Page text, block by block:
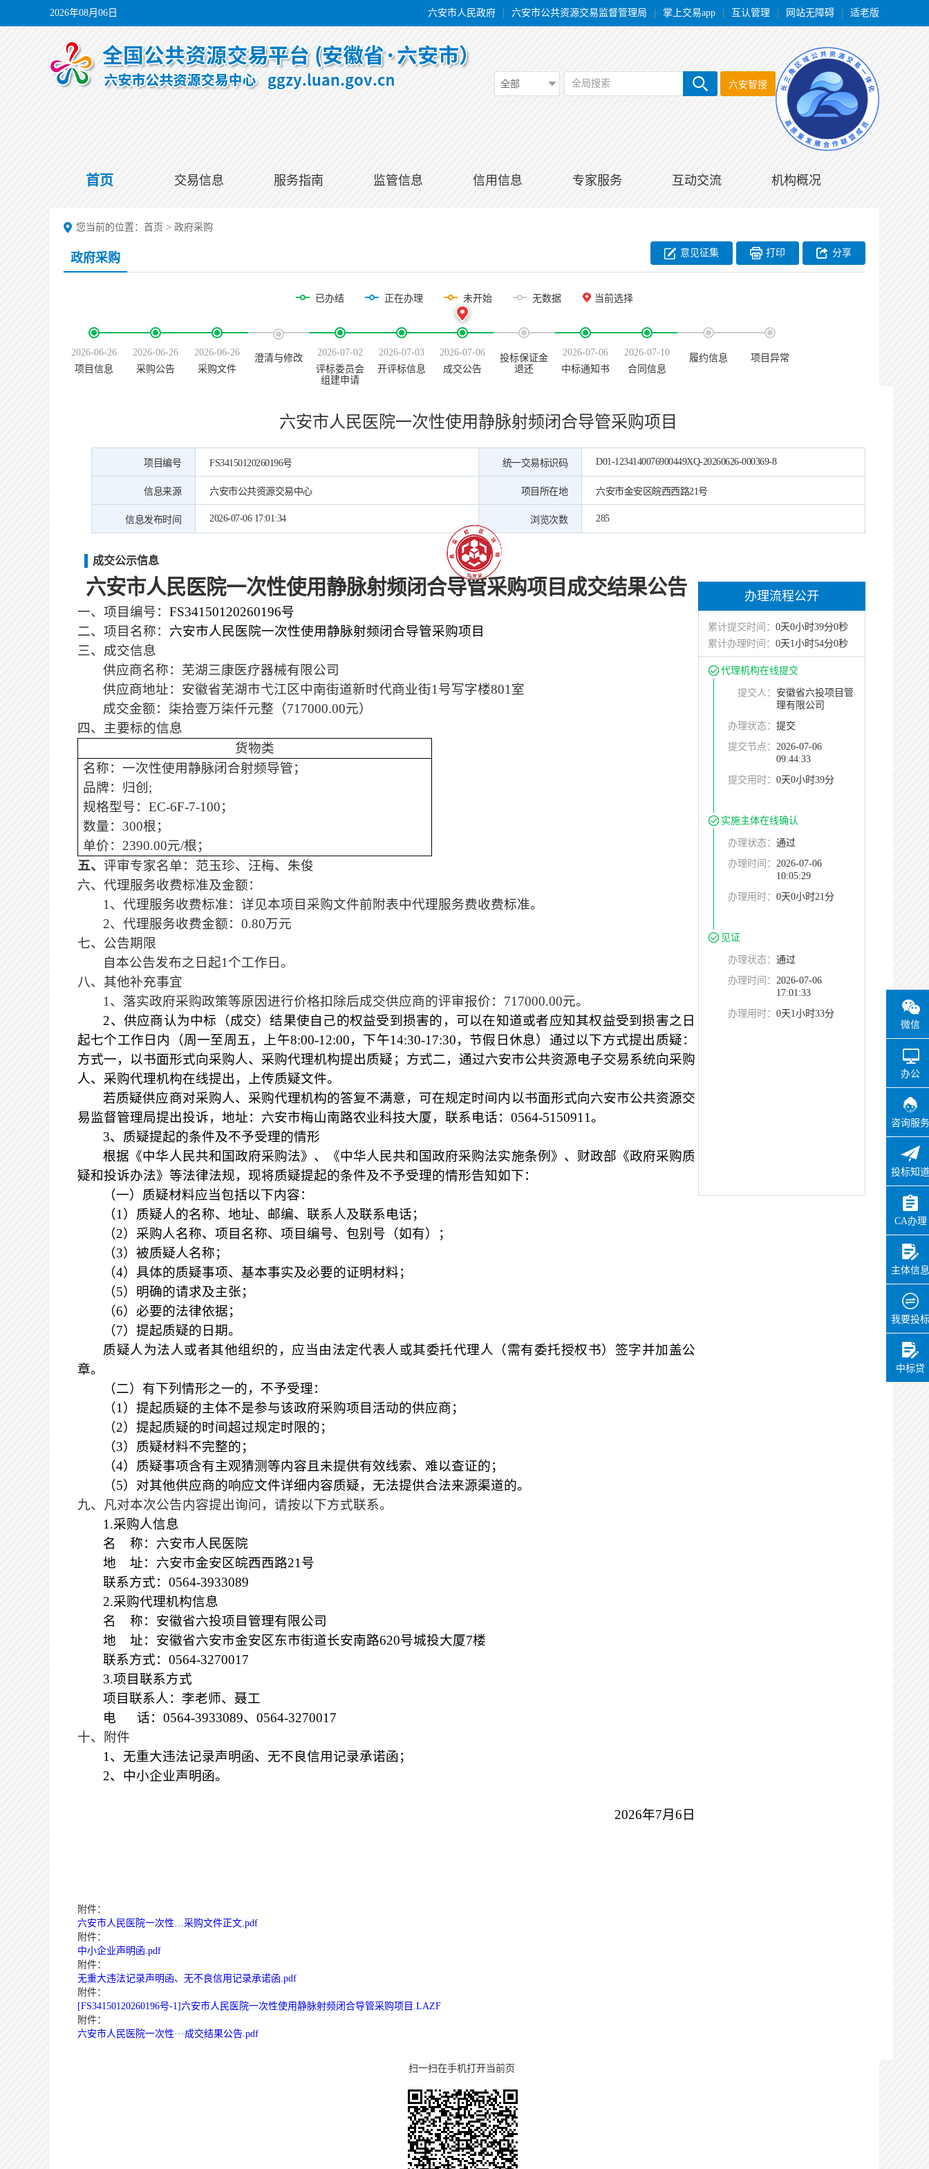
2026年08月06日 六安市人民政府 六安市公共资源交易监督管理局 掌上交易app 互认管理 网站无障碍 适老版
全部 全局搜索 六安智搜
首页 交易信息 服务指南 监管信息 信用信息 专家服务 互动交流 机构概况
微信
办公
咨询服务
投标知道
CA办理
主体信息
我要投标
中标贷
您当前的位置： 首页 > 政府采购
政府采购 意见征集 分享
打印
已办结 正在办理 未开始 无数据 当前选择
2026-06-26
项目信息
2026-06-26
采购公告
2026-06-26
采购文件
澄清与修改
2026-07-02
评标委员会
组建申请
2026-07-03
开评标信息
2026-07-06
成交公告
投标保证金
退还
2026-07-06
中标通知书
2026-07-10
合同信息
履约信息 项目异常
六安市人民医院一次性使用静脉射频闭合导管采购项目
项目编号 FS34150120260196号 统一交易标识码 D01-1234140076900449XQ-20260626-000369-8
信息来源 六安市公共资源交易中心 项目所在地 六安市金安区皖西西路21号
信息发布时间 2026-07-06 17:01:34 浏览次数 285
成交公示信息
六安市人民医院一次性使用静脉射频闭合导管采购项目 成交结果公告
一、项目编号： FS34150120260196号
二、项目名称： 六安市人民医院一次性使用静脉射频闭合导管采购项目
三、成交信息
供应商名称：芜湖三康医疗器械有限公司
供应商地址：安徽省芜湖市弋江区中南街道新时代商业街1号写字楼801室
成交金额： 柒拾壹万柒仟元整 （717000.00元）
四、主要标的信息
货物类
名称：一次性使用静脉闭合射频导管；
品牌： 归创 ;
规格型号：EC-6F-7-100；
数量： 300根；
单价： 2390.00元/根；
五、 评审专家名单： 范玉珍、汪梅、朱俊
六、代理服务收费标准及金额：
1、代理服务收费标准：详见本项目采购文件前附表中代理服务费收费标准。
2、代理服务收费金额：0.80万元
七、公告期限
自本公告发布之日起1个工作日。
八、其他补充事宜
1、落实政府采购政策等原因进行价格扣除后成交供应商的评审报价： 717000.00元。
2、供应商认为中标（成交）结果使自己的权益受到损害的，可以在知道或者应知其权益受到损害之日
起七个工作日内（周一至周五，上午8:00-12:00，下午14:30-17:30，节假日休息）通过以下方式提出质疑：
方式一，以书面形式向采购人、采购代理机构提出质疑；方式二，通过六安市公共资源电子交易系统向采购
人、采购代理机构在线提出，上传质疑文件。
若质疑供应商对采购人、采购代理机构的答复不满意，可在规定时间内以书面形式向六安市公共资源交
易监督管理局提出投诉，地址：六安市梅山南路农业科技大厦，联系电话： 0564-5150911。
3、质疑提起的条件及不予受理的情形
根据《中华人民共和国政府采购法》、《中华人民共和国政府采购法实施条例》、财政部《政府采购质
疑和投诉办法》等法律法规，现将质疑提起的条件及不予受理的情形告知如下：
（一）质疑材料应当包括以下内容：
（1）质疑人的名称、地址、邮编、联系人及联系电话；
（2）采购人名称、项目名称、项目编号、包别号（如有）；
（3）被质疑人名称；
（4）具体的质疑事项、基本事实及必要的证明材料；
（5）明确的请求及主张；
（6）必要的法律依据；
（7）提起质疑的日期。
质疑人为法人或者其他组织的，应当由法定代表人或其委托代理人（需有委托授权书）签字并加盖公
章。
（二）有下列情形之一的，不予受理：
（1）提起质疑的主体不是参与该政府采购项目活动的供应商；
（2）提起质疑的时间超过规定时限的；
（3）质疑材料不完整的；
（4）质疑事项含有主观猜测等内容且未提供有效线索、难以查证的；
（5）对其他供应商的响应文件详细内容质疑，无法提供合法来源渠道的。
九、凡对本次公告内容提出询问，请按以下方式联系。
1.采购人信息
名
称：六安市人民医院
地
址：六安市金安区皖西西路21号
联系方式：0564-3933089
2.采购代理机构信息
名
称： 安徽省六投项目管理有限公司
地
址： 安徽省六安市金安区东市街道长安南路620号城投大厦7楼
联系方式：0564-3270017
3.项目联系方式
项目联系人：李老师、聂工
电
话：0564-3933089、0564-3270017
十、附件
1、无重大违法记录声明函、无不良信用记录承诺函 ；
2、中小企业声明函。
2026年7月 6 日
办理流程公开
累计提交时间： 0天0小时39分0秒
累计办理时间： 0天1小时54分0秒
代理机构在线提交
提交人： 安徽省六投项目管
理有限公司
办理状态： 提交
提交节点： 2026-07-06
09:44:33
提交用时： 0天0小时39分
实施主体在线确认
办理状态： 通过
办理时间： 2026-07-06
10:05:29
办理用时： 0天0小时21分
见证
办理状态： 通过
办理时间： 2026-07-06
17:01:33
办理用时： 0天1小时33分
附件：
六安市人民医院一次性…采购文件正文.pdf
附件：
中小企业声明函.pdf
附件：
无重大违法记录声明函、无不良信用记录承诺函.pdf
附件：
[FS34150120260196号-1]六安市人民医院一次性使用静脉射频闭合导管采购项目.LAZF
附件：
六安市人民医院一次性···成交结果公告.pdf
扫一扫在手机打开当前页